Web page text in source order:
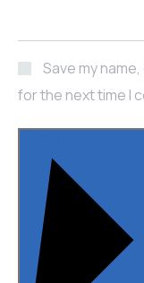
Save my
for the next time I